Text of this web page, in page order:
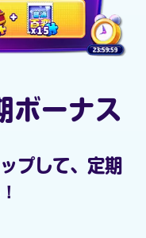
ボーナス
プして、定期